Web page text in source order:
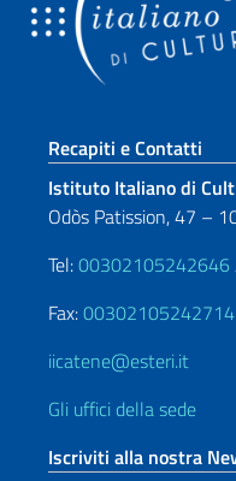
Sezione
Recapiti e Contatti
Istituto Italiano di
Odòs Patission, 47 –
Tel:00302105242646
Fax:00302105242714
iicatene@esteri.it
Gli uffici della sede
Iscriviti alla nostra